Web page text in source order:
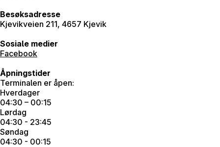
Besøksadresse
Kjevikveien 211, 4657 Kjevik
Sosiale medier
Facebook
Åpningstider
Terminalen er åpen:
Hverdager
04:30 – 00:15
Lørdag
04:30 - 23:45
Søndag
04:30 - 00:15